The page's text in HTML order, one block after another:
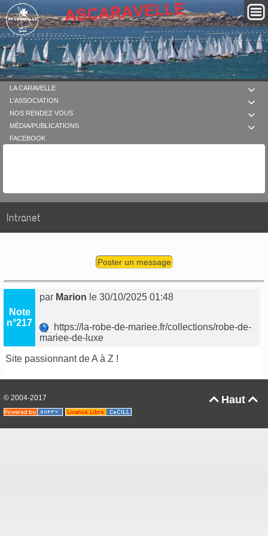

LA CARAVELLE

L'ASSOCIATION

NOS RENDEZ VOUS

MÉDIA/PUBLICATIONS
FACEBOOK
Intranet
Poster un message
Note
n°217
par Marion le 30/10/2025 01:48
https://la-robe-de-mariee.fr/collections/robe-de-
mariee-de-luxe
Site passionnant de A à Z !
Haut 
© 2004-2017